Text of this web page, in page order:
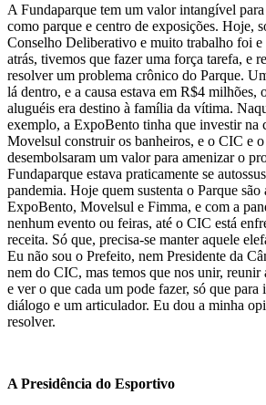
A Fundaparque tem um valor intangível
como parque e centro de exposições. Hoje,
Conselho Deliberativo e muito trabalho foi e
atrás, tivemos que fazer uma força tarefa, e
resolver um problema crônico do Parque.
lá dentro, e a causa estava em R$4 milhões,
aluguéis era destino à família da vítima.
exemplo, a ExpoBento tinha que investir na
Movelsul construir os banheiros, e o CIC e
desembolsaram um valor para amenizar o
Fundaparque estava praticamente se
pandemia. Hoje quem sustenta o Parque são
ExpoBento, Movelsul e Fimma, e com a
nenhum evento ou feiras, até o CIC está
receita. Só que, precisa-se manter aquele
Eu não sou o Prefeito, nem Presidente da
nem do CIC, mas temos que nos unir, reunir
e ver o que cada um pode fazer, só que para
diálogo e um articulador. Eu dou a minha
resolver.
A Presidência do Esportivo